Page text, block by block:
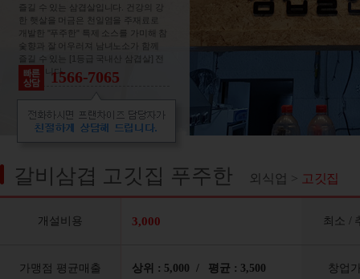
즐길 수 있는 삼겹살입니다. 건강의 강
한 햇살을 머금은 천일염을 주재료로
개발한 "푸주한" 특제 소스를 가미해 참
숯향과 잘 어우러져 남녀노소가 함께
즐길 수 있는 [1등급 국내산 삼겹살] 전
문점입니다.1566-7065
갈비삼겹 고깃집 푸주한 외식업 > 고깃집
개설비용 3,000 최소 /
가맹점 평균매출 상위 : 5,000 / 평균 : 3,500 창업